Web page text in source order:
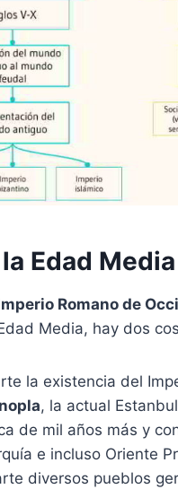
Edad Media
Romano de
Media, hay dos
la existencia del
, la actual
de mil años más y
e incluso Oriente
diversos pueblos